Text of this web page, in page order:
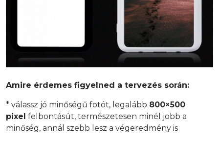
Amire érdemes figyelned a tervezés során:
* válassz jó minőségű fotót, legalább 800×500
pixel felbontásút, természetesen minél jobb a
minőség, annál szebb lesz a végeredmény is